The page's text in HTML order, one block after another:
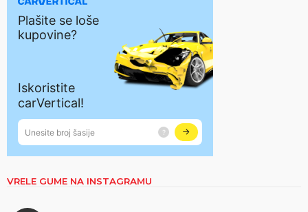
VRELE GUME NA INSTAGRAMU